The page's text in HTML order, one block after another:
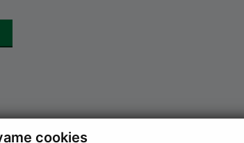
cookies